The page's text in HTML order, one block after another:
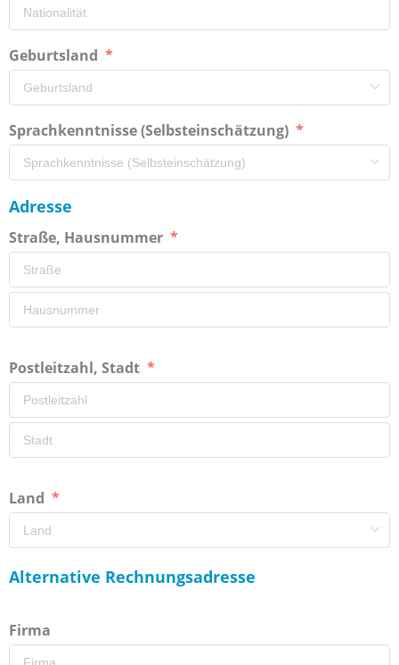
Geburtsland
Sprachkenntnisse (Selbsteinschätzung)
Adresse
Straße, Hausnummer
Postleitzahl, Stadt
Land
Alternative Rechnungsadresse
Firma